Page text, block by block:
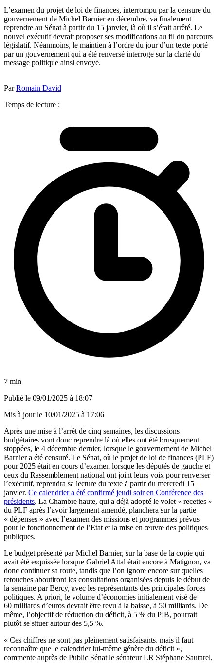
L’examen du projet de loi de finances, interrompu par la censure du
gouvernement de Michel Barnier en décembre, va finalement
reprendre au Sénat à partir du 15 janvier, là où il s’était arrêté. Le
nouvel exécutif devrait proposer ses modifications au fil du parcours
législatif. Néanmoins, le maintien à l’ordre du jour d’un texte porté
par un gouvernement qui a été renversé interroge sur la clarté du
message politique ainsi envoyé.
ParRomain David
Temps de lecture :
7 min
Publié le 09/01/2025 à 18:07
Mis à jour le 10/01/2025 à 17:06
Après une mise à l’arrêt de cinq semaines, les discussions
budgétaires vont donc reprendre là où elles ont été brusquement
stoppées, le 4 décembre dernier, lorsque le gouvernement de Michel
Barnier a été censuré. Le Sénat, où le projet de loi de finances (PLF)
pour 2025 était en cours d’examen lorsque les députés de gauche et
ceux du Rassemblement national ont joint leurs voix pour renverser
l’exécutif, reprendra sa lecture du texte à partir du mercredi 15
janvier. Ce calendrier a été confirmé jeudi soir en Conférence des
présidents. La Chambre haute, qui a déjà adopté le volet « recettes »
du PLF après l’avoir largement amendé, planchera sur la partie
« dépenses » avec l’examen des missions et programmes prévus
pour le fonctionnement de l’Etat et la mise en œuvre des politiques
publiques.
Le budget présenté par Michel Barnier, sur la base de la copie qui
avait été esquissée lorsque Gabriel Attal était encore à Matignon, va
donc continuer sa route, tandis que l’on ignore encore sur quelles
retouches aboutiront les consultations organisées depuis le début de
la semaine par Bercy, avec les représentants des principales forces
politiques. A priori, le volume d’économies initialement visé de
60 milliards d’euros devrait être revu à la baisse, à 50 milliards. De
même, l’objectif de réduction du déficit, à 5 % du PIB, pourrait
plutôt se situer autour des 5,5 %.
« Ces chiffres ne sont pas pleinement satisfaisants, mais il faut
reconnaître que le calendrier lui-même génère du déficit »,
commente auprès de Public Sénat le sénateur LR Stéphane Sautarel,